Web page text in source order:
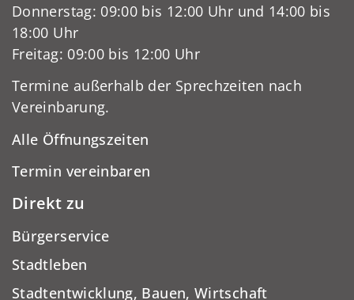
Donnerstag: 09:00 bis 12:00 Uhr und 14:00 bis
18:00 Uhr
Freitag: 09:00 bis 12:00 Uhr
Termine außerhalb der Sprechzeiten nach
Vereinbarung.
Alle Öffnungszeiten
Termin vereinbaren
Direkt zu
Bürgerservice
Stadtleben
Stadtentwicklung, Bauen, Wirtschaft